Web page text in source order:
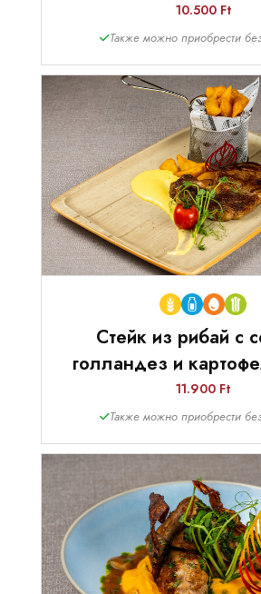
10.500 Ft
Также можно приобрести
Стейк из рибай с
голландез и
11.900 Ft
Также можно приобрести